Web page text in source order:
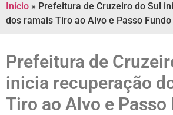
Início » Prefeitura de Cruzeiro do Sul
dos ramais Tiro ao Alvo e Passo Fundo
Prefeitura de
inicia recuperação
Tiro ao Alvo e Passo